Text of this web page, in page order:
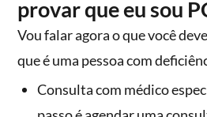
provar que eu sou
Vou falar agora o que você
que é uma pessoa com
Consulta com médico